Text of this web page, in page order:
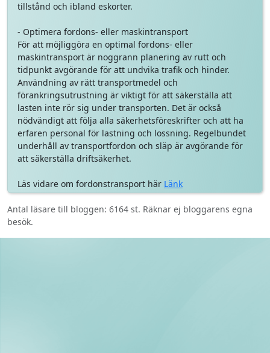
tillstånd och ibland eskorter.
- Optimera fordons- eller maskintransport
För att möjliggöra en optimal fordons- eller
maskintransport är noggrann planering av rutt och
tidpunkt avgörande för att undvika trafik och hinder.
Användning av rätt transportmedel och
förankringsutrustning är viktigt för att säkerställa att
lasten inte rör sig under transporten. Det är också
nödvändigt att följa alla säkerhetsföreskrifter och att ha
erfaren personal för lastning och lossning. Regelbundet
underhåll av transportfordon och släp är avgörande för
att säkerställa driftsäkerhet.
Läs vidare om fordonstransport här Länk
Antal läsare till bloggen: 6164 st. Räknar ej bloggarens egna
besök.